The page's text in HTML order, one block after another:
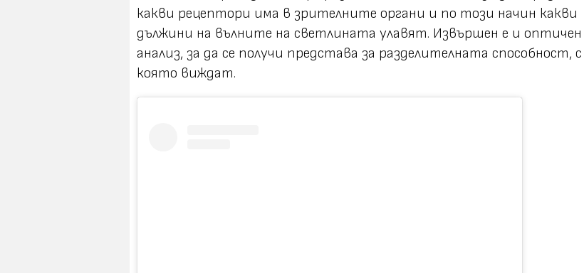
какви рецептори има в зрителните органи и по този начин какви
дължини на вълните на светлината улавят. Извършен е и оптичен
анализ, за да се получи представа за разделителната способност, с
която виждат.